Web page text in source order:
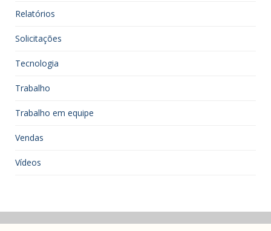
Relatórios
Solicitações
Tecnologia
Trabalho
Trabalho em equipe
Vendas
Vídeos